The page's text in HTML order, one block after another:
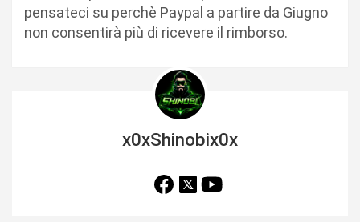
pensateci su perchè Paypal a partire da Giugno
non consentirà più di ricevere il rimborso.
x0xShinobix0x